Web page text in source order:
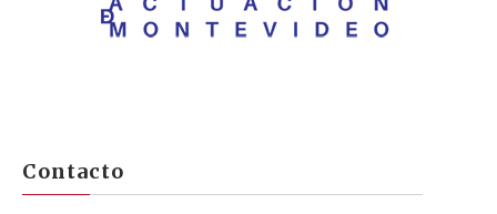
Contacto